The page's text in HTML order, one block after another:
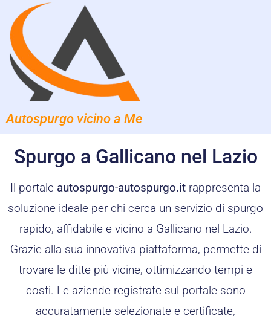
Autospurgo vicino a Me
Spurgo a Gallicano nel Lazio
Il portale autospurgo-autospurgo.it rappresenta la
soluzione ideale per chi cerca un servizio di spurgo
rapido, affidabile e vicino a Gallicano nel Lazio.
Grazie alla sua innovativa piattaforma, permette di
trovare le ditte più vicine, ottimizzando tempi e
costi. Le aziende registrate sul portale sono
accuratamente selezionate e certificate,